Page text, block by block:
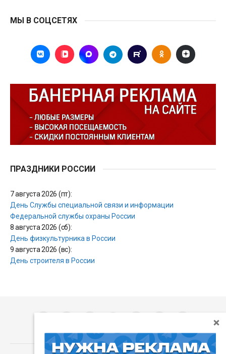
МЫ В СОЦСЕТЯХ
ПРАЗДНИКИ РОССИИ
7 августа 2026 (пт):
День Службы специальной связи и информации
Федеральной службы охраны России
8 августа 2026 (сб):
День физкультурника в России
9 августа 2026 (вс):
День строителя в России